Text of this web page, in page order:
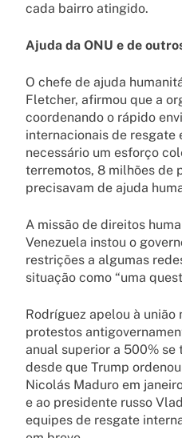
cada bairro atingido.
Ajuda da ONU e de
O chefe de ajuda
Fletcher, afirmou que a
coordenando o rápido
internacionais de resgate
necessário um esforço
terremotos, 8 milhões de
precisavam de ajuda
A missão de direitos
Venezuela instou o
restrições a algumas
situação como “uma
Rodríguez apelou à união
protestos
anual superior a 500%
desde que Trump
Nicolás Maduro em
e ao presidente russo
equipes de resgate